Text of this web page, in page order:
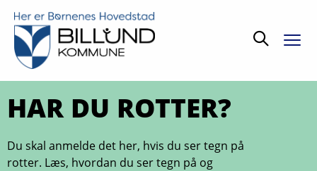
Søg
HAR DU ROTTER?
Du skal anmelde det her, hvis du ser tegn på
rotter. Læs, hvordan du ser tegn på og